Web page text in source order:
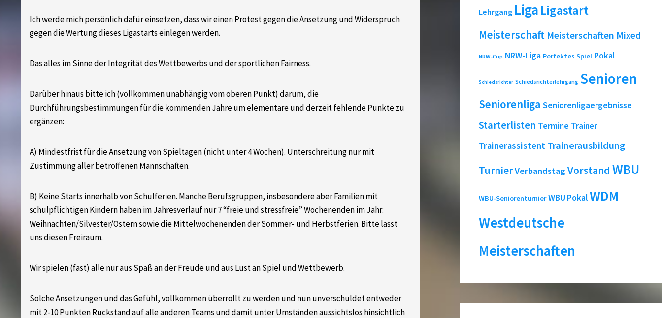
Ich werde mich persönlich dafür einsetzen, dass wir einen Protest gegen die Ansetzung und Widerspruch
gegen die Wertung dieses Ligastarts einlegen werden.
Das alles im Sinne der Integrität des Wettbewerbs und der sportlichen Fairness.
Darüber hinaus bitte ich (vollkommen unabhängig vom oberen Punkt) darum, die
Durchführungsbestimmungen für die kommenden Jahre um elementare und derzeit fehlende Punkte zu
ergänzen:
A) Mindestfrist für die Ansetzung von Spieltagen (nicht unter 4 Wochen). Unterschreitung nur mit
Zustimmung aller betroffenen Mannschaften.
B) Keine Starts innerhalb von Schulferien. Manche Berufsgruppen, insbesondere aber Familien mit
schulpflichtigen Kindern haben im Jahresverlauf nur 7 “freie und stressfreie” Wochenenden im Jahr:
Weihnachten/Silvester/Ostern sowie die Mittelwochenenden der Sommer- und Herbstferien. Bitte lasst
uns diesen Freiraum.
Wir spielen (fast) alle nur aus Spaß an der Freude und aus Lust an Spiel und Wettbewerb.
Solche Ansetzungen und das Gefühl, vollkommen überrollt zu werden und nun unverschuldet entweder
mit 2-10 Punkten Rückstand auf alle anderen Teams und damit unter Umständen aussichtslos hinsichtlich
Lehrgang Liga Ligastart
Meisterschaft Meisterschaften Mixed
NRW-Cup NRW-Liga Perfektes Spiel Pokal
Schiedsrichter Schiedsrichterlehrgang Senioren
Seniorenliga Seniorenligaergebnisse
Starterlisten Termine Trainer
Trainerassistent Trainerausbildung
TurnierVerbandstag Vorstand WBU
WBU-Seniorenturnier WBU PokalWDM
Westdeutsche
Meisterschaften